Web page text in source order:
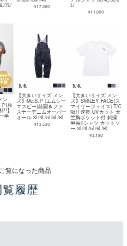
7L/ ¥17,380 L/
¥11,000
ン
1枚
!!】
半
【大きいサイズ メン
ズ】Mc.S.P (エムシー
エスピー)前開きファ
スナーデニムオーバー
オール 3L/4L/5L/6L/8L
¥13,530
【大きいサイズ メン
ズ】SMILEY FACE(ス
マイリーフェイス) T/C
吸汗速乾 UVカット 天
竺胸ポケット付 刺繍
半袖Tシャツ カットソ
ー 3L/4L/5L/6L/8L
¥3,190
覧になった商品
覧履歴